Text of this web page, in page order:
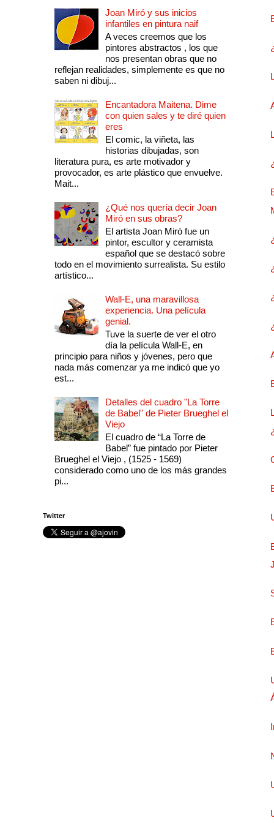
Joan Miró y sus inicios
infantiles en pintura naif
A veces creemos que los
pintores abstractos , los que
nos presentan obras que no
reflejan realidades, simplemente es que no
saben ni dibuj...
Encantadora Maitena. Dime
con quien sales y te diré quien
eres
El comic, la viñeta, las
historias dibujadas, son
literatura pura, es arte motivador y
provocador, es arte plástico que envuelve.
Mait...
¿Qué nos quería decir Joan
Miró en sus obras?
El artista Joan Miró fue un
pintor, escultor y ceramista
español que se destacó sobre
todo en el movimiento surrealista. Su estilo
artístico...
Wall-E, una maravillosa
experiencia. Una película
genial.
Tuve la suerte de ver el otro
día la película Wall-E, en
principio para niños y jóvenes, pero que
nada más comenzar ya me indicó que yo
est...
Detalles del cuadro "La Torre
de Babel" de Pieter Brueghel el
Viejo
El cuadro de “La Torre de
Babel” fue pintado por Pieter
Brueghel el Viejo , (1525 - 1569)
considerado como uno de los más grandes
pi...
Twitter